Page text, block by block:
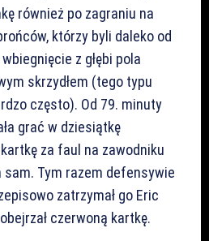
również po zagraniu na
którzy byli daleko od
z głębi pola
skrzydłem (tego typu
często). Od 79. minuty
grać w dziesiątkę
za faul na zawodniku
Tym razem defensywie
zatrzymał go Eric
czerwoną kartkę.